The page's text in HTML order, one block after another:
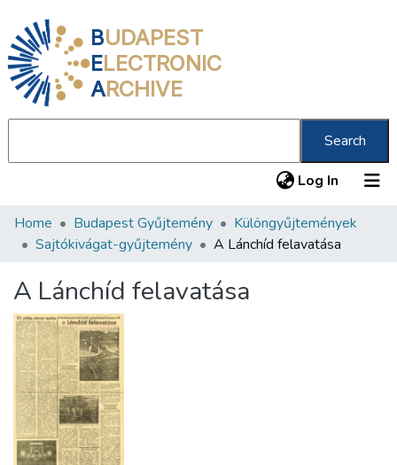
BUDAPEST
ELECTRONIC
ARCHIVE
Search
Log In (current)
Communities & Collections
Statistics
About us
Home Budapest Gyűjtemény
Különgyűjtemények
Sajtókivágat-gyűjtemény
A Lánchíd felavatása
A Lánchíd felavatása